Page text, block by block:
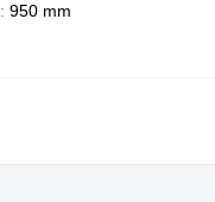
950 mm